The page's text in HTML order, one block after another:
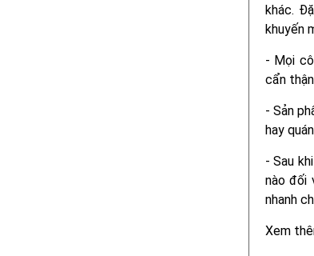
khác.
khuyến
- Mọi
cẩn
- Sản
hay
- Sau
nào đối
nhanh
Xem